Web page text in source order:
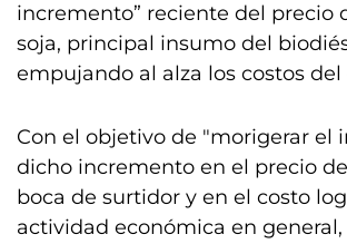
incremento” reciente del precio
soja, principal insumo del
empujando al alza los costos
Con el objetivo de "morigerar el
dicho incremento en el precio
boca de surtidor y en el costo
actividad económica en